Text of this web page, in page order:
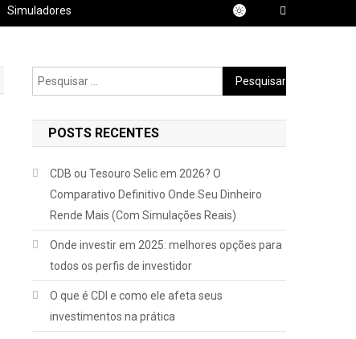
Simuladores
Pesquisar
por:
POSTS RECENTES
CDB ou Tesouro Selic em 2026? O
Comparativo Definitivo Onde Seu Dinheiro
Rende Mais (Com Simulações Reais)
Onde investir em 2025: melhores opções para
todos os perfis de investidor
O que é CDI e como ele afeta seus
investimentos na prática